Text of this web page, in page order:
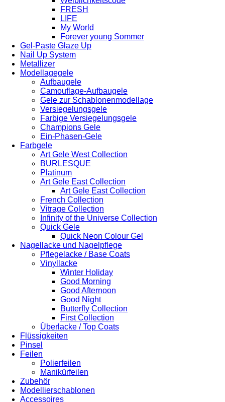
FRESH
LIFE
My World
Forever young Sommer
Gel-Paste Glaze Up
Nail Up System
Metallizer
Modellagegele
Aufbaugele
Camouflage-Aufbaugele
Gele zur Schablonenmodellage
Versiegelungsgele
Farbige Versiegelungsgele
Champions Gele
Ein-Phasen-Gele
Farbgele
Art Gele West Collection
BURLESQUE
Platinum
Art Gele East Collection
Art Gele East Collection
French Collection
Vitrage Collection
Infinity of the Universe Collection
Quick Gele
Quick Neon Colour Gel
Nagellacke und Nagelpflege
Pflegelacke / Base Coats
Vinyllacke
Winter Holiday
Good Morning
Good Afternoon
Good Night
Butterfly Collection
First Collection
Überlacke / Top Coats
Flüssigkeiten
Pinsel
Feilen
Polierfeilen
Manikürfeilen
Zubehör
Modellierschablonen
Accessoires